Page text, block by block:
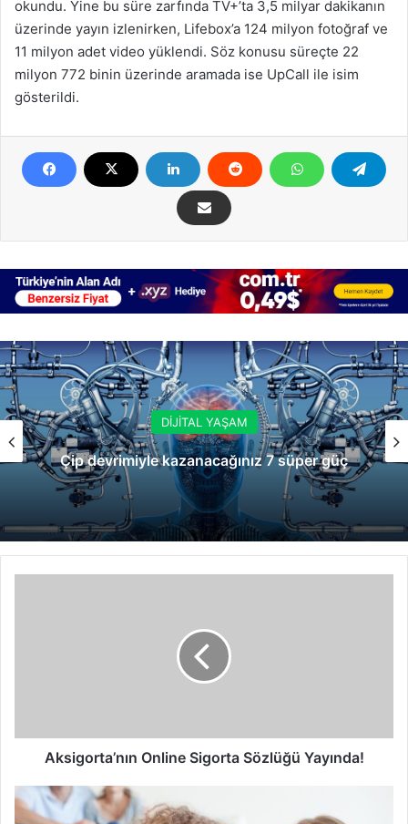
okundu. Yine bu süre zarfında TV+’ta 3,5 milyar dakikanın
üzerinde yayın izlenirken, Lifebox’a 124 milyon fotoğraf ve
11 milyon adet video yüklendi. Söz konusu süreçte 22
milyon 772 binin üzerinde aramada ise UpCall ile isim
gösterildi.
DİJİTAL YAŞAM
Çip devrimiyle kazanacağınız 7 süper güç
Aksigorta’nın Online Sigorta Sözlüğü Yayında!
Parola
oluşturmanın